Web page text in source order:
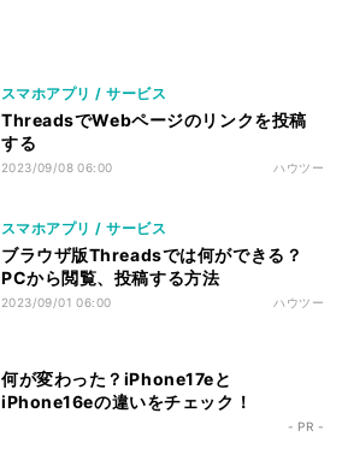
スマホアプリ / サービス
ThreadsでWebページのリンクを投稿
する
2023/09/08 06:00 ハウツー
スマホアプリ / サービス
ブラウザ版Threadsでは何ができる？
PCから閲覧、投稿する方法
2023/09/01 06:00 ハウツー
何が変わった？iPhone17eと
iPhone16eの違いをチェック！
- PR -